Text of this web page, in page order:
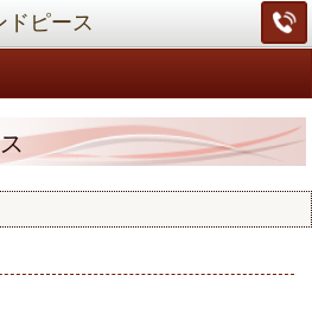
ドピース